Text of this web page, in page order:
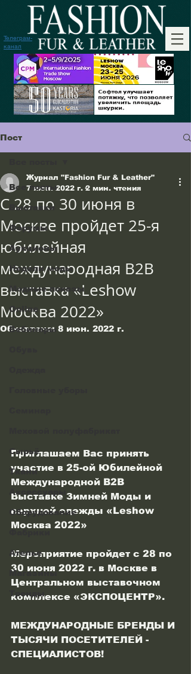
Телеграм-
канал
Пост
Все посты
Выставки
Форумы
Аукционы
Недели моды
Модные показы
Online
Вебинары
Сырьё
Ткани
Аксессуары
Оборудование
Ателье
Магазины
Тренды
С 28 по 30 июня в
Москве пройдет 25-я
юбилейная
международная B2B
выставка «Leshow
Москва 2022»
Журнал "Fashion Fur & Leather"
7 июн. 2022 г. 2 мин. чтения
Обновлено: 8 июн. 2022 г.
Приглашаем Вас принять
участие в 25-ой Юбилейной
Международной B2B
Выставке Зимней Моды и
верхней одежды «Leshow
Москва 2022»
Мероприятие пройдет с 28 по
30 июня 2022 г. в Москве в
Центральном выставочном
комплексе «ЭКСПОЦЕНТР».
МЕЖДУНАРОДНЫЕ БРЕНДЫ И
ТЫСЯЧИ ПОСЕТИТЕЛЕЙ -
СПЕЦИАЛИСТОВ!